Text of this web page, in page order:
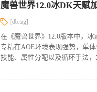
魔兽世界12.0冰DK天赋
[db:tag]
在《魔兽世界》12.0版本中，
专精在AOE环境表现强势，单
技能、属性分配以及循环手法